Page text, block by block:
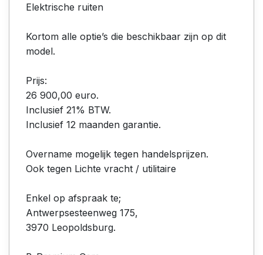
Elektrische ruiten
Kortom alle optie’s die beschikbaar zijn op dit
model.
Prijs:
26 900,00 euro.
Inclusief 21% BTW.
Inclusief 12 maanden garantie.
Overname mogelijk tegen handelsprijzen.
Ook tegen Lichte vracht / utilitaire
Enkel op afspraak te;
Antwerpsesteenweg 175,
3970 Leopoldsburg.